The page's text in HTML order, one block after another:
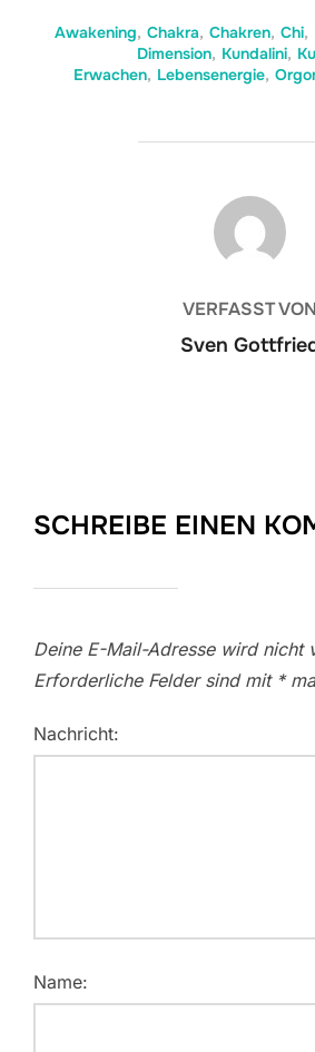
Awakening, Chakra, Chakren, Chi,
Dimension, Kundalini,
Erwachen, Lebensenergie,
BEITRAGSAUTOR
VERFASST VON
Sven
SCHREIBE EINEN
Deine E-Mail-Adresse wird nicht
Erforderliche Felder sind mit *
Nachricht:
Name: